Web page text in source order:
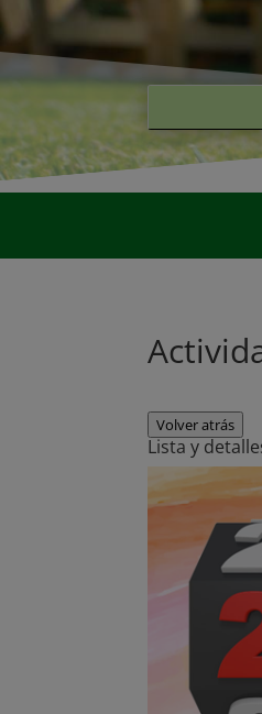
Volver atrás
Lista y